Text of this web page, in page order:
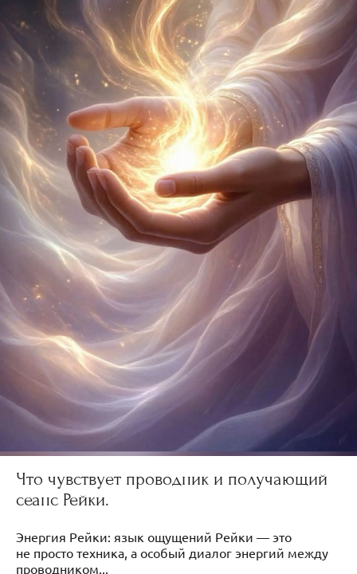
Что чувствует проводник и получающий
сеанс Рейки.
Энергия Рейки: язык ощущений Рейки — это
не просто техника, а особый диалог энергий между
проводником...